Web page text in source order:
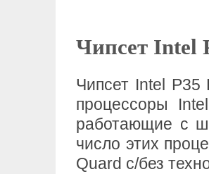
Чипсет Intel
Чипсет Intel P35
процессоры
работающие с
число этих
Quard с/без